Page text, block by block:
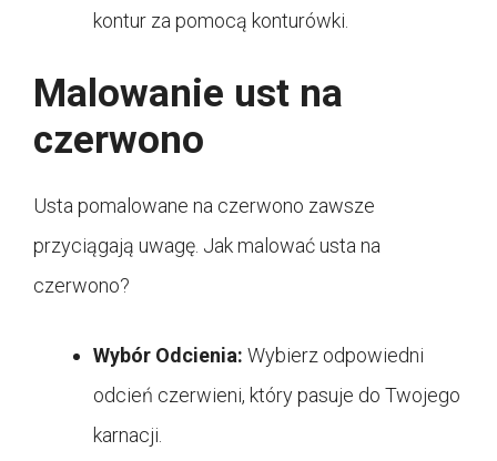
kontur za pomocą konturówki.
Malowanie ust na
czerwono
Usta pomalowane na czerwono zawsze
przyciągają uwagę. Jak malować usta na
czerwono?
Wybór Odcienia: Wybierz odpowiedni
odcień czerwieni, który pasuje do Twojego
karnacji.